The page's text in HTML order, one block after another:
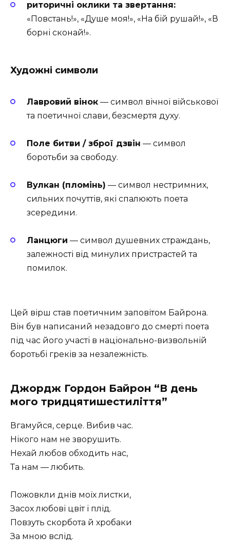
риторичні оклики та звертання:
«Повстань!», «Душе моя!», «На бій рушай!», «В
борні сконай!».
Художні символи
Лавровий вінок — символ вічної військової
та поетичної слави, безсмертя духу.
Поле битви / зброї дзвін — символ
боротьби за свободу.
Вулкан (пломінь) — символ нестримних,
сильних почуттів, які спалюють поета
зсередини.
Ланцюги — символ душевних страждань,
залежності від минулих пристрастей та
помилок.
Цей вірш став поетичним заповітом Байрона.
Він був написаний незадовго до смерті поета
під час його участі в національно-визвольній
боротьбі греків за незалежність.
Джордж Гордон Байрон “В день
мого тридцятишестиліття”
Вгамуйся, серце. Вибив час.
Нікого нам не зворушить.
Нехай любов обходить нас,
Та нам — любить.
Пожовкли днів моїх листки,
Засох любові цвіт і плід.
Повзуть скорбота й хробаки
За мною вслід.